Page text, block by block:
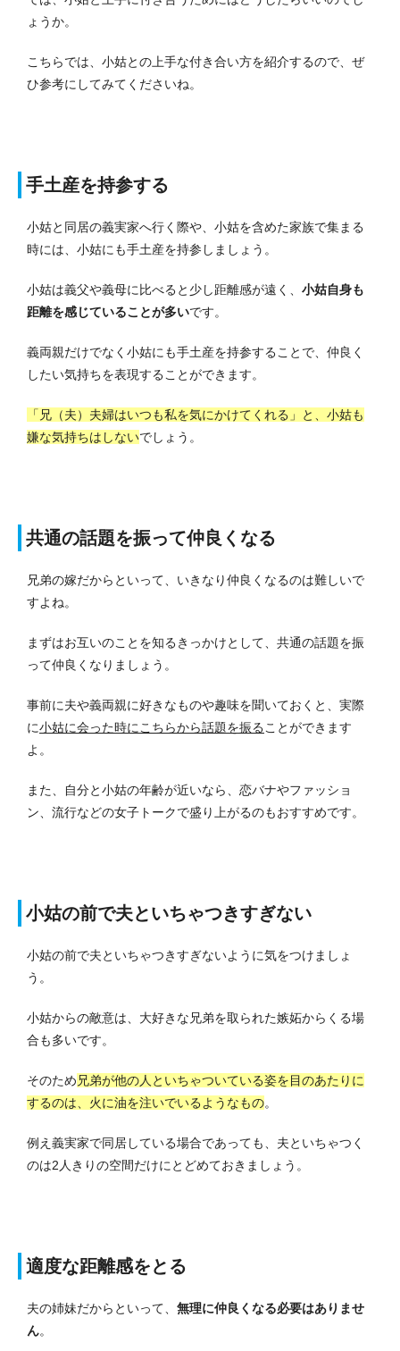
ょうか。
こちらでは、小姑との上手な付き合い方を紹介するので、ぜ
ひ参考にしてみてくださいね。
手土産を持参する
小姑と同居の義実家へ行く際や、小姑を含めた家族で集まる
時には、小姑にも手土産を持参しましょう。
小姑は義父や義母に比べると少し距離感が遠く、 小姑自身も
距離を感じていることが多いです。
義両親だけでなく小姑にも手土産を持参することで、仲良く
したい気持ちを表現することができます。
「兄（夫）夫婦はいつも私を気にかけてくれる」と、小姑も
嫌な気持ちはしないでしょう。
共通の話題を振って仲良くなる
兄弟の嫁だからといって、いきなり仲良くなるのは難しいで
すよね。
まずはお互いのことを知るきっかけとして、共通の話題を振
って仲良くなりましょう。
事前に夫や義両親に好きなものや趣味を聞いておくと、実際
に小姑に会った時にこちらから話題を振る ことができます
よ。
また、自分と小姑の年齢が近いなら、恋バナやファッショ
ン、流行などの女子トークで盛り上がるのもおすすめです。
小姑の前で夫といちゃつきすぎない
小姑の前で夫といちゃつきすぎないように気をつけましょ
う。
小姑からの敵意は、大好きな兄弟を取られた嫉妬からくる場
合も多いです。
そのため 兄弟が他の人といちゃついている姿を目のあたりに
するのは、火に油を注いでいるようなもの。
例え義実家で同居している場合であっても、夫といちゃつく
のは2人きりの空間だけにとどめておきましょう。
適度な距離感をとる
夫の姉妹だからといって、 無理に仲良くなる必要はありませ
ん。